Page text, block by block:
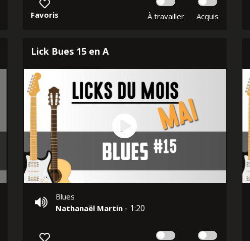
Favoris À travailler Acquis
Lick Bues 15 en A
Blues
Nathanaël Martin - 1:20